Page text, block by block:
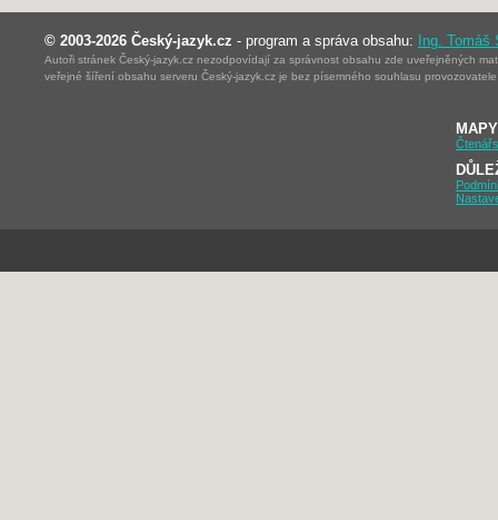
© 2003-2026 Český-jazyk.cz - program a správa obsahu: Ing. Tomáš
Autoři stránek Český-jazyk.cz nezodpovídají za správnost obsahu zde uveřejněných
veřejné šíření obsahu serveru Český-jazyk.cz je bez písemného souhlasu